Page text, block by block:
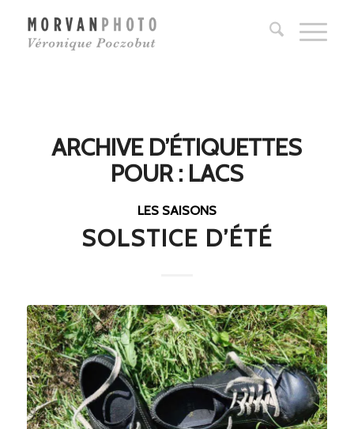
ARCHIVE D’ÉTIQUETTES
POUR : LACS
LES SAISONS
SOLSTICE D’ÉTÉ